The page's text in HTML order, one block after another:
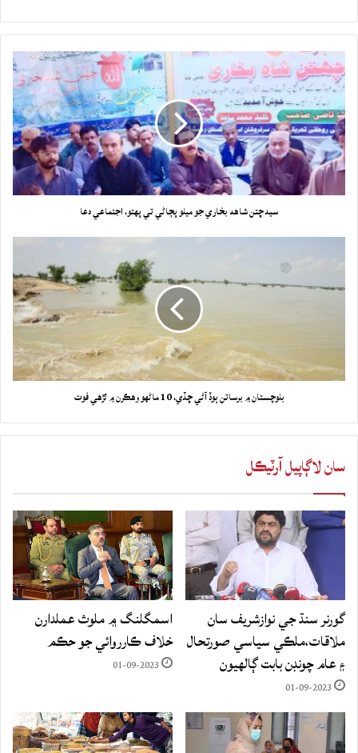
سيد ڇتن شاهه بخاري جو ميلو پڄاڻي تي پهتو، اجتماعي دعا
بلوچستان ۾ برساتن ٻوڏ آڻي ڇڏي، 10 ماڻهو وهڪرن ۾ لڙهي فوت
سان لاڳاپيل آرٽيڪل
گورنر سنڌ جي نوازشريف سان
ملاقات،ملڪي سياسي صورتحال
۽ عام چونڊن بابت ڳالهيون
01-09-2023
اسمگلنگ ۾ ملوث عملدارن
خلاف ڪارروائي جو حڪم
01-09-2023